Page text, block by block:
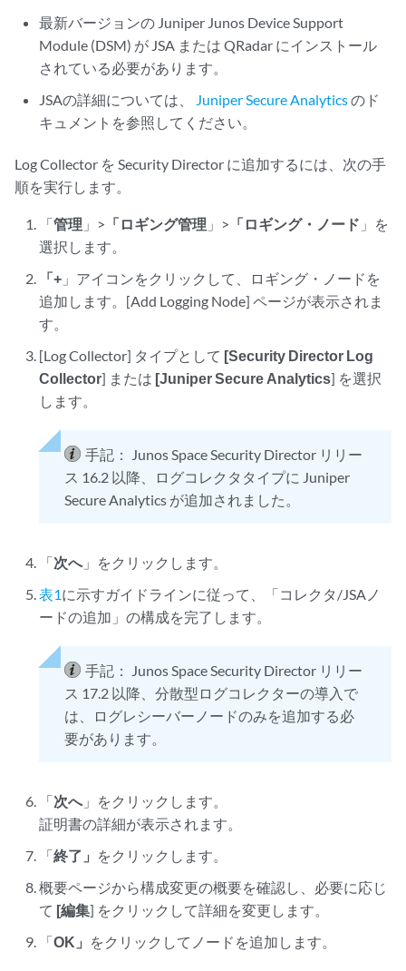
最新バージョンの Juniper Junos Device Support
Module (DSM) が JSA または QRadar にインストール
されている必要があります。
JSAの詳細については、 Juniper Secure Analyticsのド
キュメントを参照してください。
Log Collector を Security Director に追加するには、次の手
順を実行します。
「管理 」> 「ロギング管理 」> 「ロギング・ノード 」を
選択します。
「+ 」アイコンをクリックして、ロギング・ノードを
追加します。[Add Logging Node] ページが表示されま
す。
[Log Collector] タイプとして [Security Director Log
Collector] または [Juniper Secure Analytics] を選択
します。
手記：
Junos Space Security Director リリー
ス 16.2 以降、ログコレクタタイプに Juniper
Secure Analytics が追加されました。
「次へ」をクリックします。
表1に示すガイドラインに従って、「コレクタ/JSAノ
ードの追加」の構成を完了します。
手記：
Junos Space Security Director リリー
ス 17.2 以降、分散型ログコレクターの導入で
は、ログレシーバーノードのみを追加する必
要があります。
「次へ」をクリックします。
証明書の詳細が表示されます。
「終了」 をクリックします。
概要ページから構成変更の概要を確認し、必要に応じ
て [編集] をクリックして詳細を変更します。
「OK」 をクリックしてノードを追加します。